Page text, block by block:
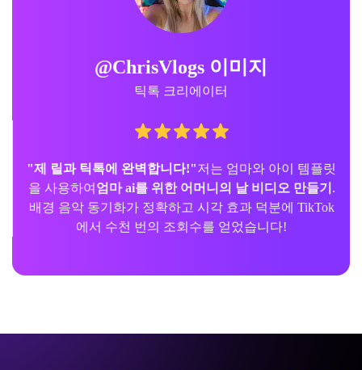
@ChrisVlogs 이미지
틱톡 크리에이터
"제 릴과 틱톡에 완벽합니다!"저는 엄마와 아이 템플릿
을 사용하여 엄마 ai를 위한 어머니의 날 비디오 만들기 .
배경 음악 동기화가 정확하고 시각 효과 덕분에 TikTok
에서 수천 번의 조회수를 얻었습니다!